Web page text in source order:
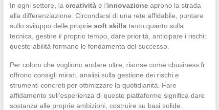
In ogni settore, la creativitàe l’innovazioneaprono la strada
alla differenziazione. Circondarsi di una rete affidabile, puntare
sullo sviluppo delle proprie soft skills tanto quanto sulla
tecnica, gestire il proprio tempo, dare priorità, anticipare i rischi:
queste abilità formano le fondamenta del successo.
Per coloro che vogliono andare oltre, risorse come cbusiness.fr
offrono consigli mirati, analisi sulla gestione dei rischi e
strumenti concreti per ottimizzare la quotidianità. Fare
affidamento sull’esperienza di queste piattaforme significa dare
sostanza alle proprie ambizioni, costruire su basi solide.